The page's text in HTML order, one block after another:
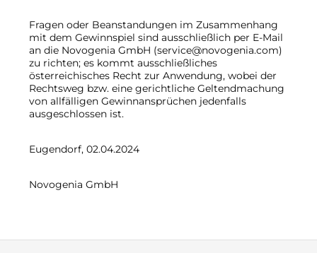
Fragen oder Beanstandungen im Zusammenhang
mit dem Gewinnspiel sind ausschließlich per E-Mail
an die Novogenia GmbH (service@novogenia.com)
zu richten; es kommt ausschließliches
österreichisches Recht zur Anwendung, wobei der
Rechtsweg bzw. eine gerichtliche Geltendmachung
von allfälligen Gewinnansprüchen jedenfalls
ausgeschlossen ist.
Eugendorf, 02.04.2024
Novogenia GmbH